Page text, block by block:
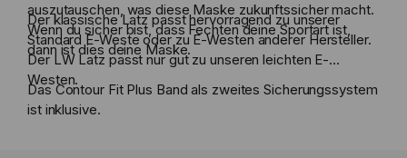
auszutauschen, was diese Maske zukunftssicher macht.
Wenn du sicher bist, dass Fechten deine Sportart ist,
dann ist dies deine Maske.
Der klassische Latz passt hervorragend zu unserer
Standard E-Weste oder zu E-Westen anderer Hersteller.
Der LW Latz passt nur gut zu unseren leichten E-
Westen.
Das Contour Fit Plus Band als zweites Sicherungssystem
ist inklusive.